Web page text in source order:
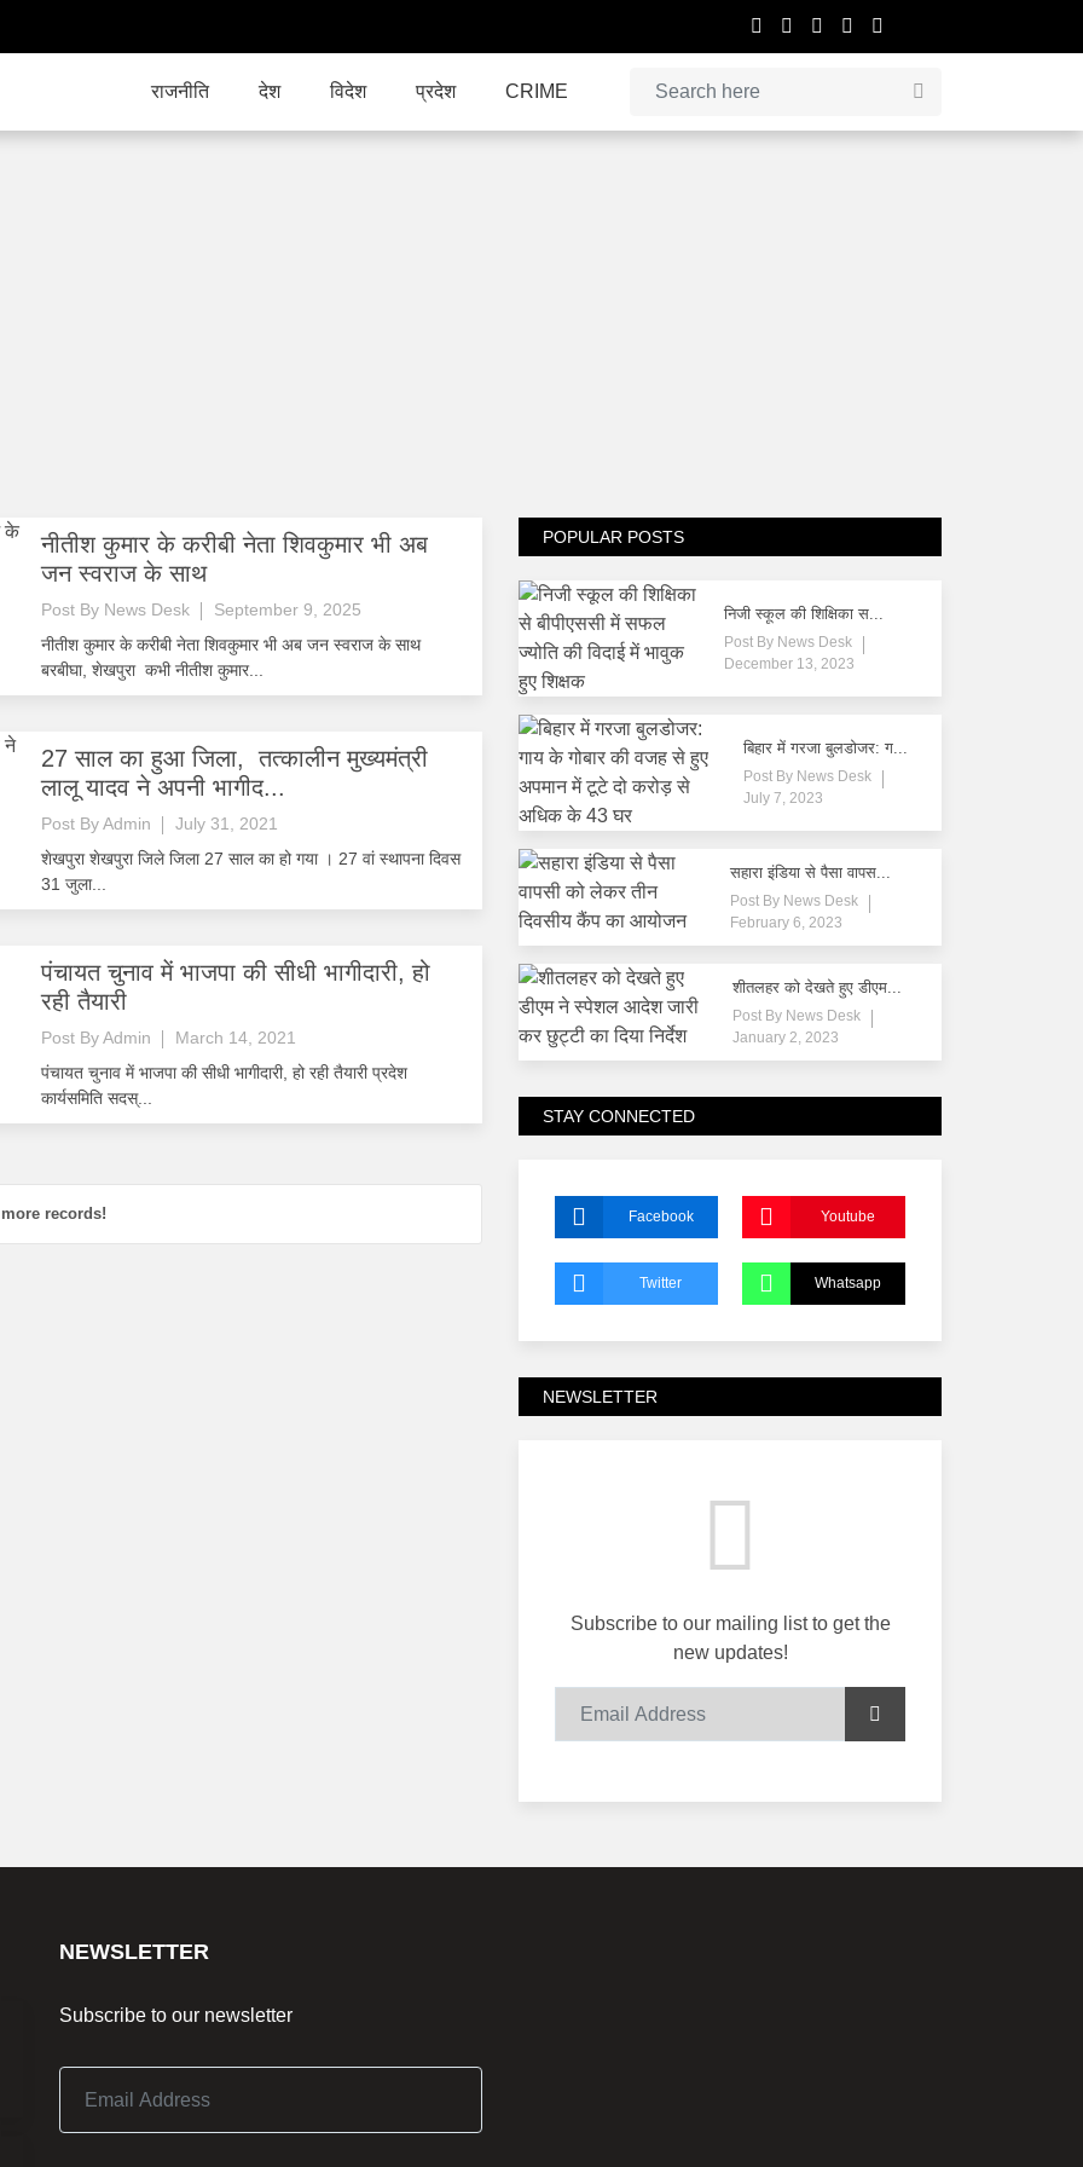
राजनीति देश विदेश प्रदेश CRIME
नीतीश कुमार के करीबी नेता शिवकुमार भी अब
जन स्वराज के साथ
Post By News Desk
September 9, 2025
नीतीश कुमार के करीबी नेता शिवकुमार भी अब जन स्वराज के साथ
बरबीघा, शेखपुरा कभी नीतीश कुमार...
27 साल का हुआ जिला, तत्कालीन मुख्यमंत्री
लालू यादव ने अपनी भागीद...
Post ByAdmin
July 31, 2021
शेखपुरा शेखपुरा जिले जिला 27 साल का हो गया । 27 वां स्थापना दिवस
31 जुला...
पंचायत चुनाव में भाजपा की सीधी भागीदारी, हो
रही तैयारी
Post ByAdmin
March 14, 2021
पंचायत चुनाव में भाजपा की सीधी भागीदारी, हो रही तैयारी प्रदेश
कार्यसमिति सदस्...
records!
POPULAR POSTS
निजी स्कूल की शिक्षिका स...
Post By News Desk
December 13, 2023
बिहार में गरजा बुलडोजर: ग...
Post ByNews Desk
July 7, 2023
सहारा इंडिया से पैसा वापस...
Post By News Desk
February 6, 2023
शीतलहर को देखते हुए डीएम...
Post By News Desk
January 2, 2023
STAY CONNECTED
Facebook Youtube
Twitter Whatsapp
NEWSLETTER
Subscribe to our mailing list to get the
new updates!
NEWSLETTER
Subscribe to our newsletter